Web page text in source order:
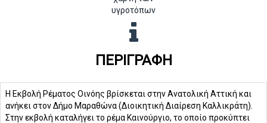
υγροτόπων
ΠΕΡΙΓΡΑΦΉ
Η Εκβολή Ρέματος Οινόης βρίσκεται στην Ανατολική Αττική και
ανήκει στον Δήμο Μαραθώνα (Διοικητική Διαίρεση Καλλικράτη).
Στην εκβολή καταλήγει το ρέμα Καινούργιο, το οποίο προκύπτει